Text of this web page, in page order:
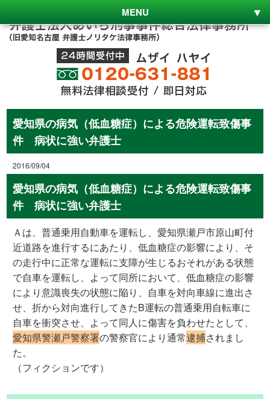
MENU
愛知県の病気（低血糖症）による危険運転致傷事
件 病状に強い弁護士
2016/09/04
愛知県の病気（低血糖症）による危険運転致傷事
件 病状に強い弁護士
Ａは、普通乗用自動車を運転し、愛知県瀬戸市原山町付
近道路を進行するにあたり、低血糖症の影響により、そ
の走行中に正常な運転に支障が生じるおそれがある状態
で自車を運転し、よって同所において、低血糖症の影響
により意識喪失の状態に陥り、自車を対向車線に進出さ
せ、折から対向進行してきたB運転の普通乗用自転車に
自車を衝突させ、よって同人に傷害を負わせたとして、
愛知県警瀬戸警察署の警察官により通常逮捕されまし
た。
（フィクションです）